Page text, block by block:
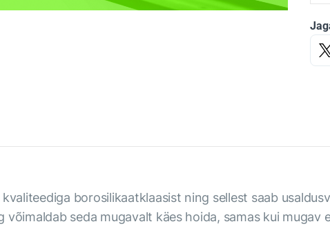
borosilikaatklaasist ning sellest saab
seda mugavalt käes hoida, samas kui mugav